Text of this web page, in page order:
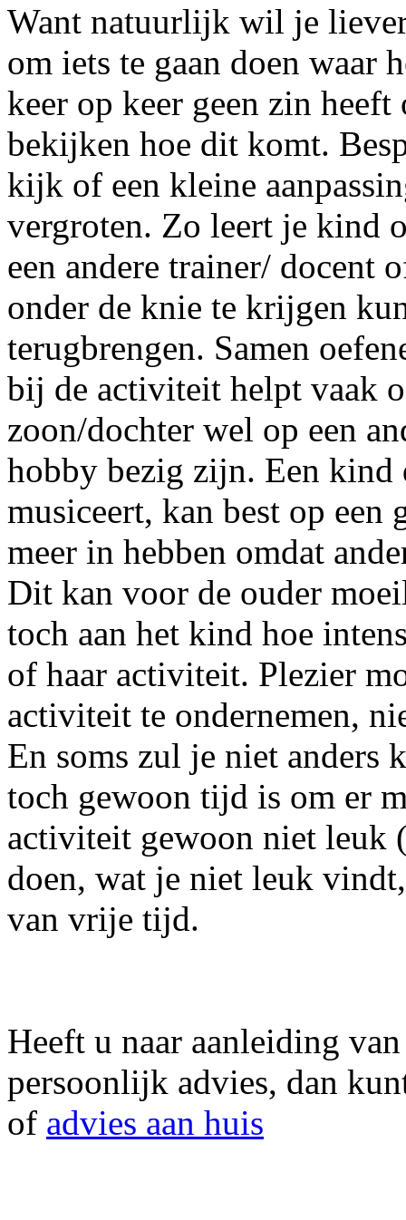
Want natuurlijk wil je
om iets te gaan doen waar
keer op keer geen zin
bekijken hoe dit komt.
kijk of een kleine
vergroten. Zo leert je kind
een andere trainer/ docent
onder de knie te krijgen
terugbrengen. Samen
bij de activiteit helpt vaak
zoon/dochter wel op een
hobby bezig zijn. Een kind
musiceert, kan best op een
meer in hebben omdat
Dit kan voor de ouder
toch aan het kind hoe
of haar activiteit. Plezier
activiteit te ondernemen,
En soms zul je niet anders
toch gewoon tijd is om er
activiteit gewoon niet leuk
doen, wat je niet leuk
van vrije tijd.
Heeft u naar aanleiding
persoonlijk advies, dan
of advies aan huis